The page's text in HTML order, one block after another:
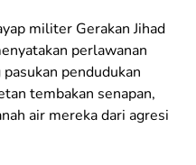
militer Gerakan Jihad
perlawanan
pendudukan
tembakan senapan,
air mereka dari agresi